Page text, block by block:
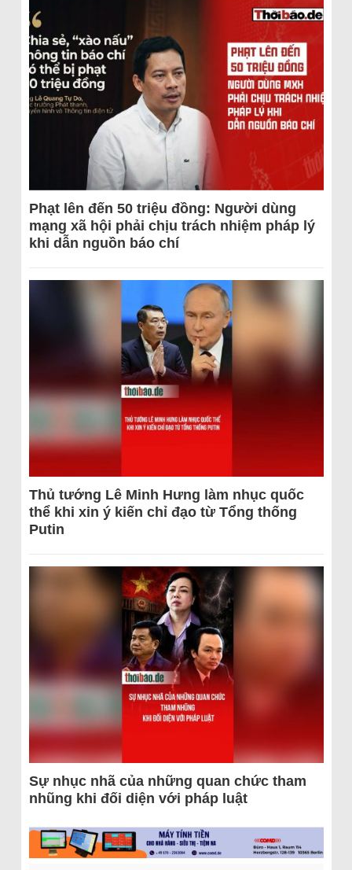
Phạt lên đến 50 triệu đồng: Người dùng
mạng xã hội phải chịu trách nhiệm pháp lý
khi dẫn nguồn báo chí
Thủ tướng Lê Minh Hưng làm nhục quốc
thể khi xin ý kiến chỉ đạo từ Tổng thống
Putin
Sự nhục nhã của những quan chức tham
nhũng khi đối diện với pháp luật